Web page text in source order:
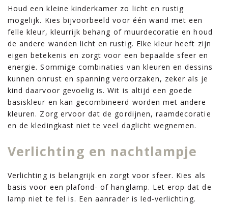
Houd een kleine kinderkamer zo licht en rustig
mogelijk. Kies bijvoorbeeld voor één wand met een
felle kleur, kleurrijk behang of muurdecoratie en houd
de andere wanden licht en rustig. Elke kleur heeft zijn
eigen betekenis en zorgt voor een bepaalde sfeer en
energie. Sommige combinaties van kleuren en dessins
kunnen onrust en spanning veroorzaken, zeker als je
kind daarvoor gevoelig is. Wit is altijd een goede
basiskleur en kan gecombineerd worden met andere
kleuren. Zorg ervoor dat de gordijnen, raamdecoratie
en de kledingkast niet te veel daglicht wegnemen.
Verlichting en nachtlampje
Verlichting is belangrijk en zorgt voor sfeer. Kies als
basis voor een plafond- of hanglamp. Let erop dat de
lamp niet te fel is. Een aanrader is led-verlichting.